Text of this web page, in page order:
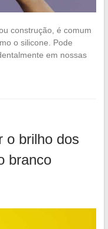
construção, é comum
o silicone. Pode
em nossas
o brilho dos
branco